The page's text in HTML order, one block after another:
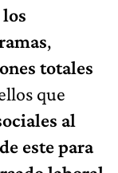
,
totales
que
al
este para